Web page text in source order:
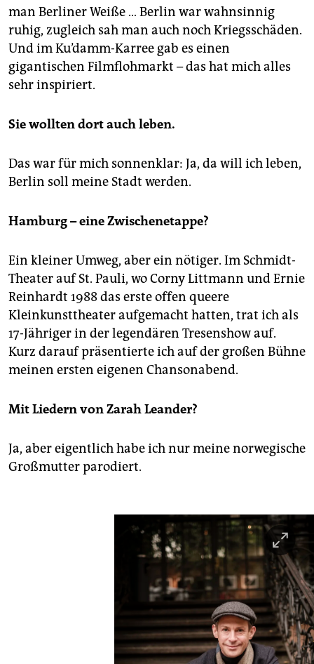
man Berliner Weiße … Berlin war wahnsinnig
ruhig, zugleich sah man auch noch Kriegsschäden.
Und im Ku’damm-Karree gab es einen
gigantischen Filmflohmarkt – das hat mich alles
sehr ­inspiriert.
Sie wollten dort auch leben.
Das war für mich sonnenklar: Ja, da will ich leben,
Berlin soll meine Stadt werden.
Hamburg – eine Zwischenetappe?
Ein kleiner Umweg, aber ein nötiger. Im Schmidt-
Theater auf St. Pauli, wo Corny Littmann und Ernie
Reinhardt 1988 das erste offen queere
Kleinkunsttheater aufgemacht hatten, trat ich als
17-Jähriger in der legendären Tresenshow auf.
Kurz darauf präsentierte ich auf der großen Bühne
meinen ersten eigenen Chansonabend.
Mit Liedern von Zarah Leander?
Ja, aber eigentlich habe ich nur meine norwegische
Großmutter parodiert.